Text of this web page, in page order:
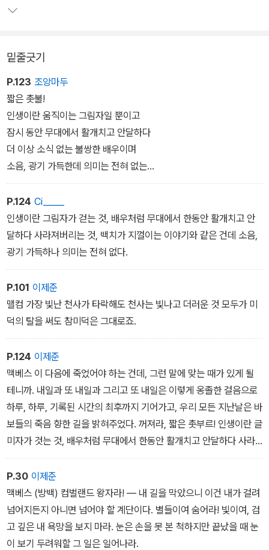
보다 충실하다는 평가를 받는다고.
려움을 일깨우는 극의 분위기, 치열하게 묘사되는 양심의 고통, 숙명
적 비극과 인간의 고귀함을 밀도있게 그려낸 셰익스피어의 걸작이다.
밑줄긋기
P.123 조앙마두
짧은 촛불!
인생이란 움직이는 그림자일 뿐이고
잠시 동안 무대에서 활개치고 안달하다
더 이상 소식 없는 불쌍한 배우이며
소음, 광기 가득한데 의미는 전혀 없는
백치의 이야기다.
P.124 Ci_____
인생이란 그림자가 걷는 것, 배우처럼 무대에서 한동안 활개치고 안
달하다 사라져버리는 것, 백치가 지껄이는 이야기와 같은 건데 소음,
광기 가득하나 의미는 전혀 없다.
P.101 이제준
맬컴 가장 빛난 천사가 타락해도 천사는 빛나고 더러운 것 모두가 미
덕의 탈을 써도 참미덕은 그대로죠.
P.124 이제준
맥베스 이 다음에 죽었어야 하는 건데, 그런 말에 맞는 때가 있게 될
테니까. 내일과 또 내일과 그리고 또 내일은 이렇게 옹졸한 걸음으로
하루, 하루, 기록된 시간의 최후까지 기어가고, 우리 모든 지난날은 바
보들의 죽음 향한 길을 밝혀주었다. 꺼져라, 짧은 촛부르! 인생이란 글
미자가 것는 것, 배우처럼 무대에서 한동안 활개치고 안달하다 사라
져버리는 것, 백치가 지껄이는 이야기와 같은 건데 소음, 광기 가득하
나 의미는 전혀 없다.
P.30 이제준
맥베스 (방백) 컴벌랜드 왕자라! — 내 길을 막았으니 이건 내가 걸려
넘어지든지 아니면 넘어야 할 계단이다. 별들이여 숨어라! 빛이여, 검
고 깊은 내 욕망을 보지 마라. 눈은 손을 못 본 척하지만 끝났을 때 눈
이 보기 두려워할 그 일은 일어나라.